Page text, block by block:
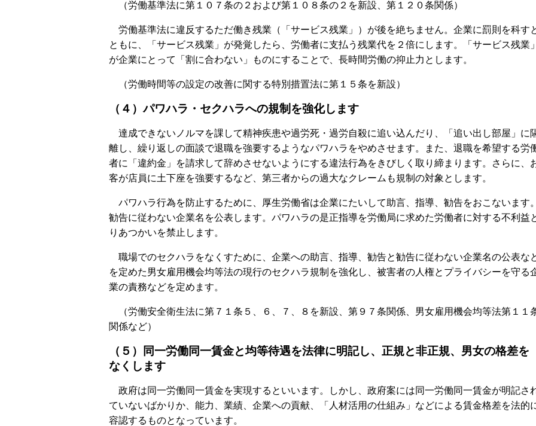
（労働基準法に第１０７条の２および第１０８条の２を新設、第１２０条関係）
労働基準法に違反するただ働き残業（「サービス残業」）が後を絶ちません。企業に罰則を科す
ともに、「サービス残業」が発覚したら、労働者に支払う残業代を２倍にします。「サービス残業」
が企業にとって「割に合わない」ものにすることで、長時間労働の抑止力とします。
（労働時間等の設定の改善に関する特別措置法に第１５条を新設）
（４）パワハラ・セクハラへの規制を強化します
達成できないノルマを課して精神疾患や過労死・過労自殺に追い込んだり、「追い出し部屋」に
離し、繰り返しの面談で退職を強要するようなパワハラをやめさせます。また、退職を希望する労
者に「違約金」を請求して辞めさせないようにする違法行為をきびしく取り締まります。さらに、
客が店員に土下座を強要するなど、第三者からの過大なクレームも規制の対象とします。
パワハラ行為を防止するために、厚生労働省は企業にたいして助言、指導、勧告をおこないます。
勧告に従わない企業名を公表します。パワハラの是正指導を労働局に求めた労働者に対する不利益
りあつかいを禁止します。
職場でのセクハラをなくすために、企業への助言、指導、勧告と勧告に従わない企業名の公表な
を定めた男女雇用機会均等法の現行のセクハラ規制を強化し、被害者の人権とプライバシーを守る
業の責務などを定めます。
（労働安全衛生法に第７１条５、６、７、８を新設、第９７条関係、男女雇用機会均等法第１１
関係など）
（５）同一労働同一賃金と均等待遇を法律に明記し、正規と非正規、男女の格差を
なくします
政府は同一労働同一賃金を実現するといいます。しかし、政府案には同一労働同一賃金が明記さ
ていないばかりか、能力、業績、企業への貢献、「人材活用の仕組み」などによる賃金格差を法的
容認するものとなっています。